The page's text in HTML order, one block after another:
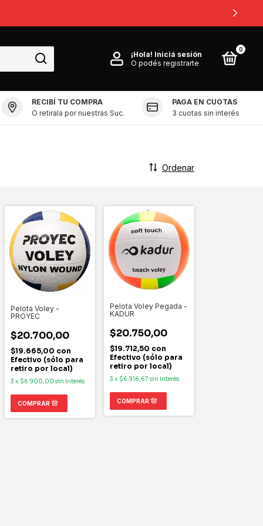
¡Hola! Iniciá sesión
O podés registrarte
0
RECIBÍ TU COMPRA
O retirala por nuestras Suc.
PAGA EN CUOTAS
3 cuotas sin interés
Ordenar
Pelota Voley -
PROYEC
$20.700,00
$19.665,00 con
Efectivo (sólo para
retiro por local)
3 x $6.900,00 sin interés
Pelota Voley Pegada -
KADUR
$20.750,00
$19.712,50 con
Efectivo (sólo para
retiro por local)
3 x $6.916,67 sin interés